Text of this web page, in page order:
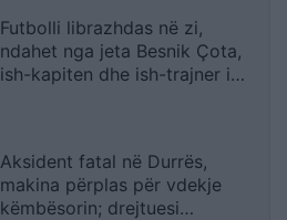
Futbolli librazhdas në zi,
ndahet nga jeta Besnik Çota,
ish-kapiten dhe ish-trajner i
Aksident fatal në Durrës,
makina përplas për vdekje
këmbësorin; drejtuesi